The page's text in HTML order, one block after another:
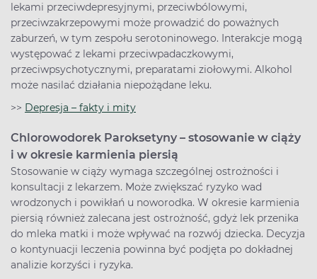
lekami przeciwdepresyjnymi, przeciwbólowymi,
przeciwzakrzepowymi może prowadzić do poważnych
zaburzeń, w tym zespołu serotoninowego. Interakcje mogą
występować z lekami przeciwpadaczkowymi,
przeciwpsychotycznymi, preparatami ziołowymi. Alkohol
może nasilać działania niepożądane leku.
>> Depresja – fakty i mity
Chlorowodorek Paroksetyny – stosowanie w ciąży
i w okresie karmienia piersią
Stosowanie w ciąży wymaga szczególnej ostrożności i
konsultacji z lekarzem. Może zwiększać ryzyko wad
wrodzonych i powikłań u noworodka. W okresie karmienia
piersią również zalecana jest ostrożność, gdyż lek przenika
do mleka matki i może wpływać na rozwój dziecka. Decyzja
o kontynuacji leczenia powinna być podjęta po dokładnej
analizie korzyści i ryzyka.